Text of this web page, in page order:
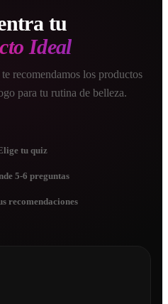
tu
Ideal
recomendamos los productos
para tu rutina de belleza.
tu quiz
5-6 preguntas
recomendaciones